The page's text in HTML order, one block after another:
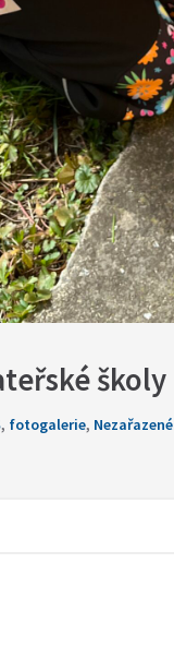
školy
, fotogalerie, Nezařazené